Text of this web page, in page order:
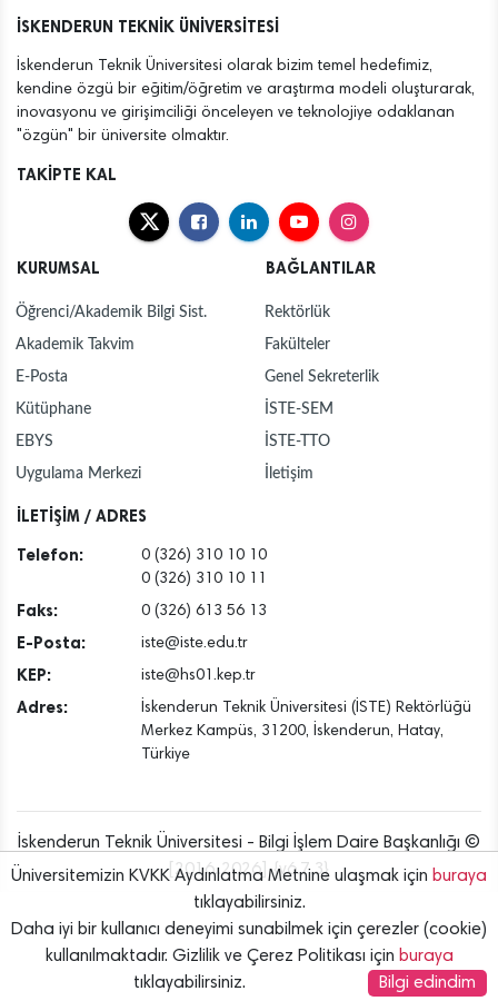
İSKENDERUN TEKNİK ÜNİVERSİTESİ
İskenderun Teknik Üniversitesi olarak bizim temel hedefimiz,
kendine özgü bir eğitim/öğretim ve araştırma modeli oluşturarak,
inovasyonu ve girişimciliği önceleyen ve teknolojiye odaklanan
"özgün" bir üniversite olmaktır.
TAKİPTE KAL
KURUMSAL
Öğrenci/Akademik Bilgi Sist.
Akademik Takvim
E-Posta
Kütüphane
EBYS
Uygulama Merkezi
BAĞLANTILAR
Rektörlük
Fakülteler
Genel Sekreterlik
İSTE-SEM
İSTE-TTO
İletişim
İLETİŞİM / ADRES
Telefon:
0 (326) 310 10 10
0 (326) 310 10 11
Faks: 0 (326) 613 56 13
E-Posta: iste@iste.edu.tr
KEP: iste@hs01.kep.tr
Adres:
İskenderun Teknik Üniversitesi (İSTE) Rektörlüğü
Merkez Kampüs, 31200, İskenderun, Hatay,
Türkiye
İskenderun Teknik Üniversitesi - Bilgi İşlem Daire Başkanlığı ©
[2016..2026] {v6.7.3}
Üniversitemizin KVKK Aydınlatma Metnine ulaşmak için buraya
tıklayabilirsiniz.
Daha iyi bir kullanıcı deneyimi sunabilmek için çerezler (cookie)
kullanılmaktadır. Gizlilik ve Çerez Politikası için buraya
tıklayabilirsiniz.
Bilgi edindim